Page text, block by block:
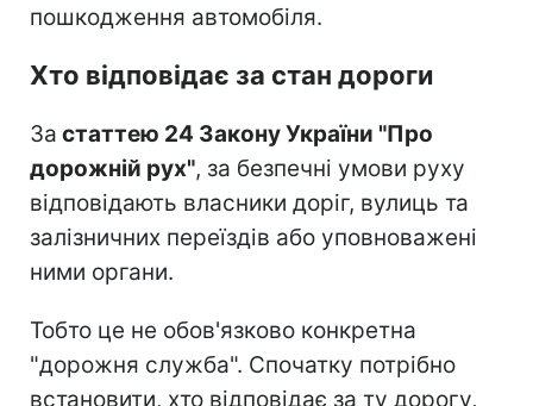
пошкодження автомобіля.
Хто відповідає за стан дороги
За статтею 24 Закону України "Про
дорожній рух", за безпечні умови руху
відповідають власники доріг, вулиць та
залізничних переїздів або уповноважені
ними органи.
Тобто це не обов'язково конкретна
"дорожня служба". Спочатку потрібно
встановити, хто відповідає за ту дорогу,